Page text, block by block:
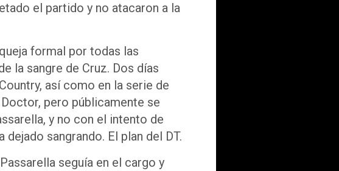
el partido y no atacaron a la
formal por todas las
la sangre de Cruz. Dos días
así como en la serie de
pero públicamente se
y no con el intento de
sangrando. El plan del DT.
seguía en el cargo y